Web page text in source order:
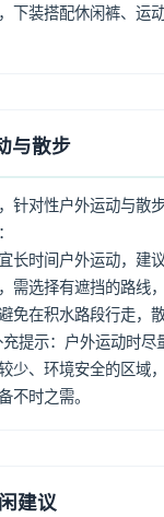
下装搭配休闲裤、运
与散步
针对性户外运动与散
长时间户外运动，建
需选择有遮挡的路线
免在积水路段行走，
提示：户外运动时尽
少、环境安全的区域
不时之需。
建议